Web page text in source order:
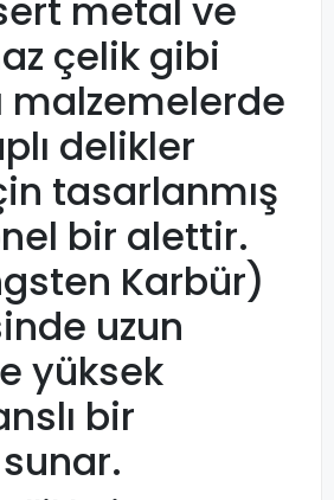
metal ve
çelik gibi
malzemelerde
delikler
tasarlanmış
bir alettir.
Karbür)
uzun
yüksek
bir